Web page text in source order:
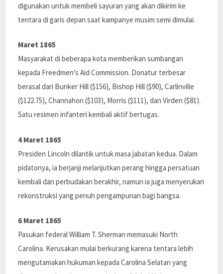
digunakan untuk membeli sayuran yang akan dikirim ke
tentara di garis depan saat kampanye musim semi dimulai.
Maret 1865
Masyarakat di beberapa kota memberikan sumbangan
kepada Freedmen’s Aid Commission. Donatur terbesar
berasal dari Bunker Hill ($156), Bishop Hill ($90), Carlinville
($122.75), Channahon ($103), Morris ($111), dan Virden ($81).
Satu resimen infanteri kembali aktif bertugas.
4 Maret 1865
Presiden Lincoln dilantik untuk masa jabatan kedua. Dalam
pidatonya, ia berjanji melanjutkan perang hingga persatuan
kembali dan perbudakan berakhir, namun ia juga menyerukan
rekonstruksi yang penuh pengampunan bagi bangsa.
6 Maret 1865
Pasukan federal William T. Sherman memasuki North
Carolina. Kerusakan mulai berkurang karena tentara lebih
mengutamakan hukuman kepada Carolina Selatan yang